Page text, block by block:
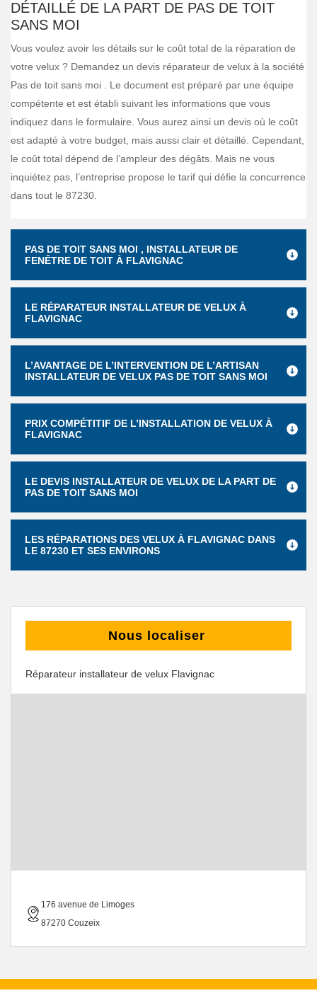
DÉTAILLÉ DE LA PART DE PAS DE TOIT
SANS MOI
Vous voulez avoir les détails sur le coût total de la réparation de
votre velux ? Demandez un devis réparateur de velux à la société
Pas de toit sans moi . Le document est préparé par une équipe
compétente et est établi suivant les informations que vous
indiquez dans le formulaire. Vous aurez ainsi un devis où le coût
est adapté à votre budget, mais aussi clair et détaillé. Cependant,
le coût total dépend de l’ampleur des dégâts. Mais ne vous
inquiétez pas, l’entreprise propose le tarif qui défie la concurrence
dans tout le 87230.
PAS DE TOIT SANS MOI , INSTALLATEUR DE
FENÊTRE DE TOIT À FLAVIGNAC
LE RÉPARATEUR INSTALLATEUR DE VELUX À
FLAVIGNAC
L’AVANTAGE DE L’INTERVENTION DE L’ARTISAN
INSTALLATEUR DE VELUX PAS DE TOIT SANS MOI
PRIX COMPÉTITIF DE L’INSTALLATION DE VELUX À
FLAVIGNAC
LE DEVIS INSTALLATEUR DE VELUX DE LA PART DE
PAS DE TOIT SANS MOI
LES RÉPARATIONS DES VELUX À FLAVIGNAC DANS
LE 87230 ET SES ENVIRONS
Nous localiser
Réparateur installateur de velux Flavignac
176 avenue de Limoges
87270 Couzeix